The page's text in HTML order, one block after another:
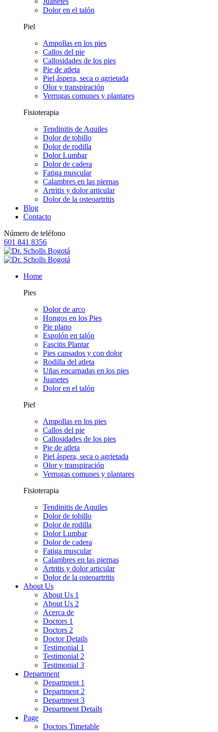
Dolor en el talón
Piel
Ampollas en los pies
Callos del pie
Callosidades de los pies
Pie de atleta
Piel áspera, seca o agrietada
Olor y transpiración
Verrugas comunes y plantares
Fisioterapia
Tendinitis de Aquiles
Dolor de tobillo
Dolor de rodilla
Dolor Lumbar
Dolor de cadera
Fatiga muscular
Calambres en las piernas
Artritis y dolor articular
Dolor de la osteoartritis
Blog
Contacto
Número de teléfono
601 841 8356
Home
Pies
Dolor de arco
Hongos en los Pies
Pie plano
Espolón en talón
Fascitis Plantar
Pies cansados y con dolor
Rodilla del atleta
Uñas encarnadas en los pies
Juanetes
Dolor en el talón
Piel
Ampollas en los pies
Callos del pie
Callosidades de los pies
Pie de atleta
Piel áspera, seca o agrietada
Olor y transpiración
Verrugas comunes y plantares
Fisioterapia
Tendinitis de Aquiles
Dolor de tobillo
Dolor de rodilla
Dolor Lumbar
Dolor de cadera
Fatiga muscular
Calambres en las piernas
Artritis y dolor articular
Dolor de la osteoartritis
About Us
About Us 1
About Us 2
Acerca de
Doctors 1
Doctors 2
Doctor Details
Testimonial 1
Testimonial 2
Testimonial 3
Department
Department 1
Department 2
Department 3
Department Details
Page
Doctors Timetable